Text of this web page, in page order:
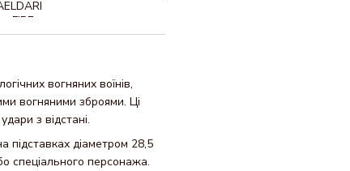
вогняних воїнів,
вогняними зброями. Ці
з відстані.
підставках діаметром 28,5
спеціального персонажа.